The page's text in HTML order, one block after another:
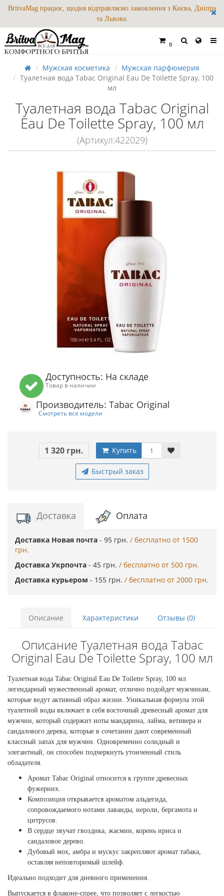
BritvaMag працює, щодня відправляємо замовлення з Києва, Дніпра
та Львова.
0
Мужская косметика
Мужская парфюмерия
Туалетная вода Tabac Original Eau De Toilette Spray, 100
мл
Туалетная вода Tabac Original
Eau De Toilette Spray, 100 мл
(Артикул:422029)
Доступность: На складе
Товар в наличии
Производитель: Tabac Original
Смотреть все модели
1 320 грн. Купить
Быстрый заказ
Доставка Оплата
Доставка Новая почта - 95 грн. / бесплатно от 1500
грн.
Доставка Укрпочта - 45 грн. / бесплатно от 500 грн.
Доставка курьером - 155 грн. / бесплатно от 2000 грн.
Описание Характеристики Отзывы (0)
Описание Туалетная вода Tabac
Original Eau De Toilette Spray, 100 мл
Туалетная вода Tabac Original Eau De Toilette Spray, 100 мл
легендарный мужественный аромат, отлично подойдет мужчинам,
которые ведут активный образ жизни. Уникальная формула этой
туалетной воды включает в себя восточный древесный аромат для
мужчин, который содержит ноты мандарина, лайма, ветивера и
сандалового дерева, которые в сочетании дают современный
классный запах для мужчин. Одновременно солидный и
элегантный, он способен подчеркнуть утонченный стиль
обладателя.
Аромат Tabac Original относится к группе древесных
фужерних.
Композиция открывается ароматом альдегида,
сопровождаемого нотами лаванды, нероли, бергамота и
цитрусов.
В сердце звучат гвоздика, жасмин, корень ириса и
сандаловое дерево.
Дубовый мох, амбра и мускус закрепляют аромат табака,
оставляя неповторимый шлейф.
Идеально подходит для дневного применения.
Выпускается в флаконе-спрее, что позволяет с легкостью